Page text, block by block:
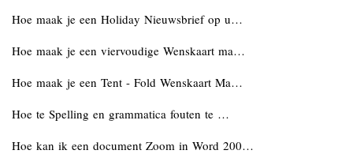
Hoe maak je een Holiday Nieuwsbrief op u…
Hoe maak je een viervoudige Wenskaart ma…
Hoe maak je een Tent - Fold Wenskaart Ma…
Hoe te Spelling en grammatica fouten te …
Hoe kan ik een document Zoom in Word 200…